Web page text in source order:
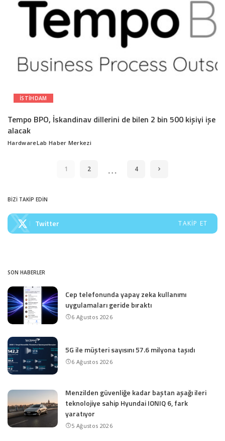
ISTIHDAM
Tempo BPO, İskandinav dillerini de bilen 2 bin 500 kişiyi işe
alacak
Posted
HardwareLab Haber Merkezi
1 2 … 4
BİZİ TAKİP EDİN
Twitter TAKIP ET
SON HABERLER
Cep telefonunda yapay zeka kullanımı
uygulamaları geride bıraktı
6 Ağustos 2026
5G ile müşteri sayısını 57.6 milyona taşıdı
6 Ağustos 2026
Menzilden güvenliğe kadar baştan aşağı ileri
teknolojiye sahip Hyundai IONIQ 6, fark
yaratıyor
5 Ağustos 2026